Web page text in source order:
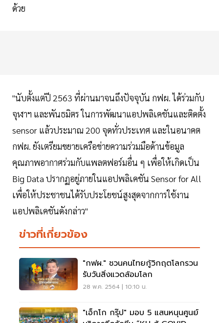
ด้วย
"นับตั้งแต่ปี 2563 ที่ผ่านมาจนถึงปัจจุบัน กฟผ. ได้ร่วมกับ
จุฬาฯ และพันธมิตร ในการพัฒนาแอปพลิเคชันและติดตั้ง
sensor แล้วประมาณ 200 จุดทั่วประเทศ และในอนาคต
กฟผ. ยังเตรียมขยายเครือข่ายความร่วมมือด้านข้อมูล
คุณภาพอากาศร่วมกับแพลตฟอร์มอื่น ๆ เพื่อให้เกิดเป็น
Big Data ปรากฏอยู่ภายในแอปพลิเคชัน Sensor for All
เพื่อให้ประชาชนได้รับประโยชน์สูงสุดจากการใช้งาน
แอปพลิเคชันดังกล่าว"
ข่าวที่เกี่ยวข้อง
"กฟผ." ชวนคนไทยกู้วิกฤตโลกรวน
รับวันสิ่งแวดล้อมโลก
28 พ.ค. 2564 | 10:10 น.
"เอ็กโก กรุ๊ป" มอบ 5 แสนหนุนศูนย์